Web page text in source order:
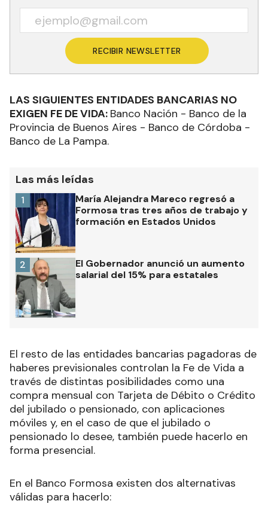
RECIBIR NEWSLETTER
LAS SIGUIENTES ENTIDADES BANCARIAS NO
EXIGEN FE DE VIDA: Banco Nación - Banco de la
Provincia de Buenos Aires - Banco de Córdoba -
Banco de La Pampa.
Las más leídas
María Alejandra Mareco regresó a
Formosa tras tres años de trabajo y
formación en Estados Unidos
1
El Gobernador anunció un aumento
salarial del 15% para estatales
2
El resto de las entidades bancarias pagadoras de
haberes previsionales controlan la Fe de Vida a
través de distintas posibilidades como una
compra mensual con Tarjeta de Débito o Crédito
del jubilado o pensionado, con aplicaciones
móviles y, en el caso de que el jubilado o
pensionado lo desee, también puede hacerlo en
forma presencial.
En el Banco Formosa existen dos alternativas
válidas para hacerlo: